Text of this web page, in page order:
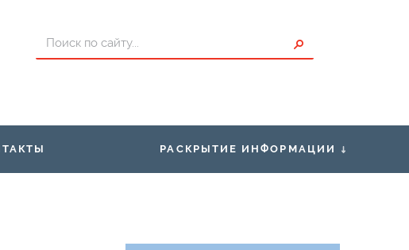
РАСКРЫТИЕ ИНФОРМАЦИИ
зонах повышенной опасности,